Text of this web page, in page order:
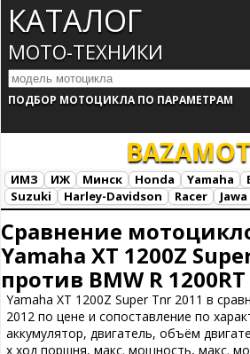
КАТАЛОГ
МОТО-ТЕХНИКИ
ПОДБОР МОТОЦИКЛА ПО ПАРАМЕТРАМ
BAZA
ИМЗ ИЖ Минск Honda Yamaha
Suzuki
Harley-Davidson Racer Jawa
Сравнение
Yamaha XT 1200Z
против BMW R
Yamaha XT 1200Z Super Tnr 2011 в
2012 по цене и сопоставление по
аккумулятор, двигатель, объём
х ход поршня, макс. мощность, макс.